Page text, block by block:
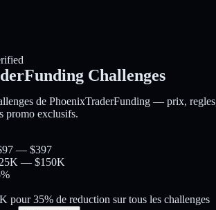
Challenges
de PhoenixTraderFunding — prix,
promo exclusifs.
— $397
— $150K
pour 35% de reduction sur tous les challenges